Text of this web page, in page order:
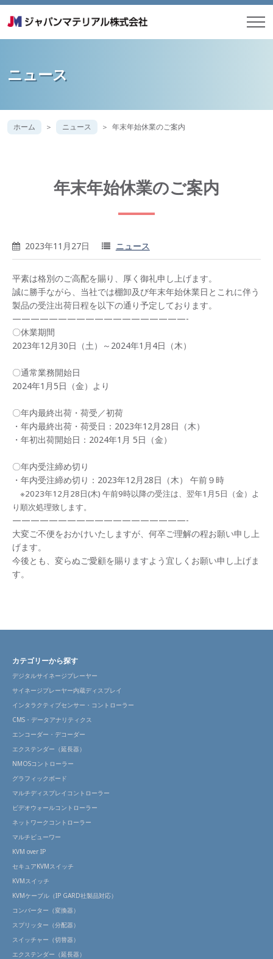
ニュース
ホーム ニュース 年末年始休業のご案内
年末年始休業のご案内
2023年11月27日 ニュース
平素は格別のご高配を賜り、厚く御礼申し上げます。
誠に勝手ながら、当社では棚卸及び年末年始休業日とこれに伴う
製品の受注出荷日程を以下の通り予定しております。
———————————————————-
〇休業期間
2023年12月30日（土）～2024年1月4日（木）
〇通常業務開始日
2024年1月5日（金）より
〇年内最終出荷・荷受／初荷
・年内最終出荷・荷受日：2023年12月28日（木）
・年初出荷開始日：2024年1月 5日（金）
〇年内受注締め切り
・年内受注締め切り：2023年12月28日（木） 午前９時
※2023年12月28日(木) 午前9時以降の受注は、翌年1月5日（金）よ
り順次処理致します。
———————————————————-
大変ご不便をおかけいたしますが、何卒ご理解の程お願い申し上
げます。
今後とも、変らぬご愛顧を賜りますよう宜しくお願い申し上げま
す。
カテゴリーから探す
デジタルサイネージプレーヤー
サイネージプレーヤー内蔵ディスプレイ
インタラクティブセンサー・コントローラー
CMS・データアナリティクス
エンコーダー・デコーダー
エクステンダー（延長器）
NMOSコントローラー
グラフィックボード
マルチディスプレイコントローラー
ビデオウォールコントローラー
ネットワークコントローラー
マルチビューワー
KVM over IP
セキュアKVMスイッチ
KVMスイッチ
KVMケーブル（IP GARD社製品対応）
コンバーター（変換器）
スプリッター（分配器）
スイッチャー（切替器）
エクステンダー（延長器）